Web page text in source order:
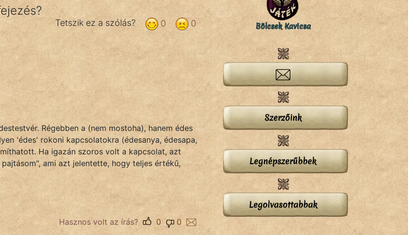
0
0
Tetszik ez a szólás?
Régebben a (nem mostoha), hanem édes
'édes' rokoni kapcsolatokra (édesanya, édesapa,
Ha igazán szoros volt a kapcsolat, azt
ami azt jelentette, hogy teljes értékű,
Hasznos volt az írás? 0
0
Bölcsek Kavicsa
Szerzőink
Legnépszerűbbek
Legolvasottabbak